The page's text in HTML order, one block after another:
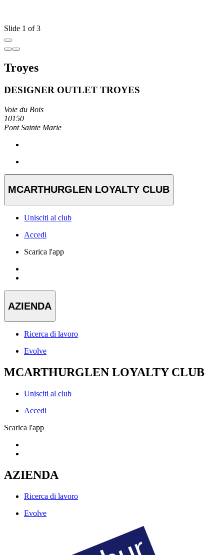
Slide 1 of 3
Troyes
DESIGNER OUTLET TROYES
Voie du Bois
10150
Pont Sainte Marie
MCARTHURGLEN LOYALTY CLUB
Unisciti al club
Accedi
Scarica l'app
AZIENDA
Ricerca di lavoro
Evolve
MCARTHURGLEN LOYALTY CLUB
Unisciti al club
Accedi
Scarica l'app
AZIENDA
Ricerca di lavoro
Evolve